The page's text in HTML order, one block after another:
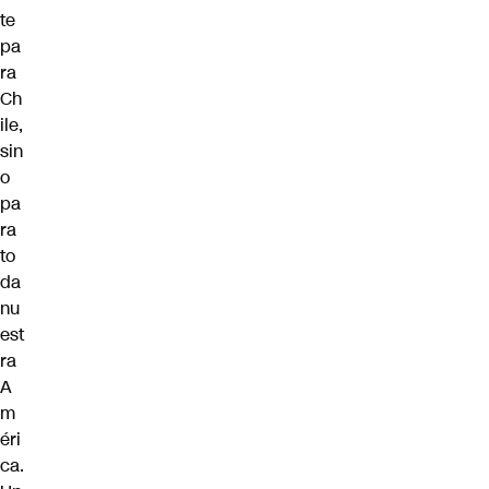
te
pa
ra
Ch
ile,
sin
o
pa
ra
to
da
nu
est
ra
A
m
éri
ca.